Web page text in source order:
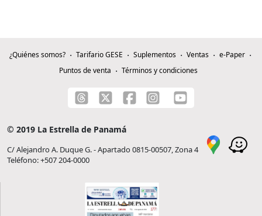
¿Quiénes somos? Tarifario GESE Suplementos Ventas
e-Paper
Puntos de venta
Términos y condiciones
© 2019 La Estrella de Panamá
C/ Alejandro A. Duque G. - Apartado 0815-00507, Zona 4
Teléfono: +507 204-0000